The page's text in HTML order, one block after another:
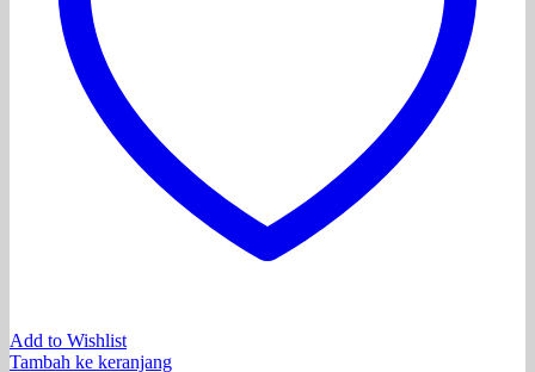
Add to Wishlist
Tambah ke keranjang